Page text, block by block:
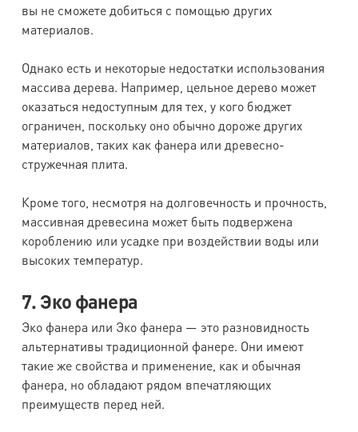
вы не сможете добиться с помощью других
материалов.
Однако есть и некоторые недостатки использования
массива дерева. Например, цельное дерево может
оказаться недоступным для тех, у кого бюджет
ограничен, поскольку оно обычно дороже других
материалов, таких как фанера или древесно-
стружечная плита.
Кроме того, несмотря на долговечность и прочность,
массивная древесина может быть подвержена
короблению или усадке при воздействии воды или
высоких температур.
7. Эко фанера
Эко фанера или Эко фанера — это разновидность
альтернативы традиционной фанере. Они имеют
такие же свойства и применение, как и обычная
фанера, но обладают рядом впечатляющих
преимуществ перед ней.